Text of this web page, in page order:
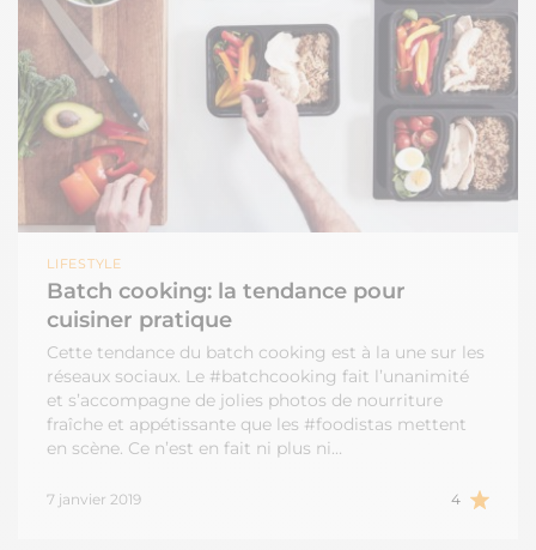
LIFESTYLE
Batch cooking: la tendance pour
cuisiner pratique
Cette tendance du batch cooking est à la une sur les
réseaux sociaux. Le #batchcooking fait l’unanimité
et s’accompagne de jolies photos de nourriture
fraîche et appétissante que les #foodistas mettent
en scène. Ce n’est en fait ni plus ni…
7 janvier 2019 4